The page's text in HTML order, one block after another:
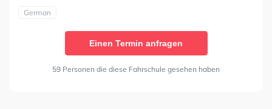
German
Einen Termin anfragen
59 Personen die diese Fahrschule gesehen haben